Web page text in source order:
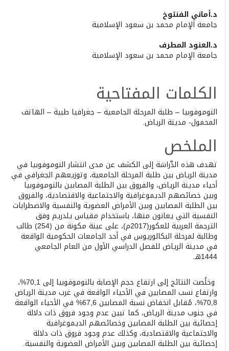
Main
Article
Content
د.أماني الفنتوخ
جامعة الإمام محمد بن سعود الإسلامية
د.العنود المطرف
جامعة الإمام محمد بن سعود الإسلامية
الكلمات المفتاحية
النوموفوبيا – طلبة المرحلة الجامعية – جغرافيا طبية – الهاتف
المحمول- مدينة الرياض.
الملخص
تهدف هذه الدِّراسَة إلى الكشف عن مدى انتشار النوموفوبيا في
مدينة الرياض بين طلبة المرحلة الجامعية، وتوزيعهم الجغرافي في
أحياء مدينة الرياض، والفروق بين الطلبة المصابين بالنوموفوبيا
وبين خصائصهم الديموغرافية والاجتماعية والاقتصادية، والفروق
بين الطلبة المصابين وبين الأمراض العضوية والنفسية والاضطرابات
النفسية التي يعانون منها، باستخدام مقياس يلدريم وفق
الترجمة العربية للعكور(2017م)، على عينة مكونة من (254) طالب
وطالبة لمرحلة البكالوريوس في أحد الجامعات الحكومية الواقعة
في مدينة الرياض للفصل الدراسي الأول من العام الجامعي
1444هـ.
وخلُصت النتائج إلى ارتفاع حجم الإصابة بالنوموفوبيا إلى 70,1%،
وارتفاع نسب المصابين في الأحياء الواقعة في غرب مدينة الرياض
70,8%، مُقابل انخفاض نسبة المصابين 67,6% في الأحياء الواقعة
في جنوب مدينة الرياض، كما تبين عدم وجود فروق ذات دلالة
إحصائية بين الطلبة المصابين وخصائصهم الديموغرافية
والاجتماعية والاقتصادية، وكذلك عدم وجود فروق ذات دلالة
إحصائية بين الطلبة المصابين وبين الأمراض العضوية والنفسية.